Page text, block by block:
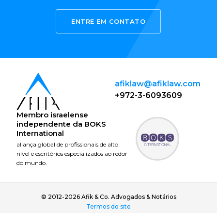
ENTRE EM CONTATO
afiklaw@afiklaw.com
+972-3-6093609
Membro israelense
independente da BOKS
International
aliança global de profissionais de alto
nível e escritórios especializados ao redor
do mundo.
© 2012-2026 Afik & Co. Advogados & Notários
Termos do site